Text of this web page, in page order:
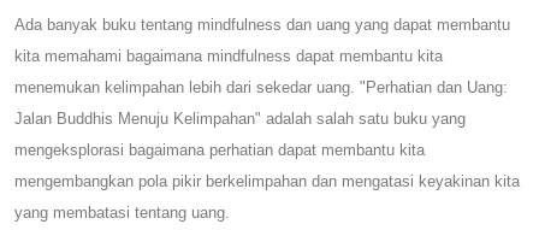
Ada banyak buku tentang mindfulness dan uang yang dapat membantu
kita memahami bagaimana mindfulness dapat membantu kita
menemukan kelimpahan lebih dari sekedar uang. "Perhatian dan Uang:
Jalan Buddhis Menuju Kelimpahan" adalah salah satu buku yang
mengeksplorasi bagaimana perhatian dapat membantu kita
mengembangkan pola pikir berkelimpahan dan mengatasi keyakinan kita
yang membatasi tentang uang.